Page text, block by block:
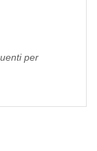
per